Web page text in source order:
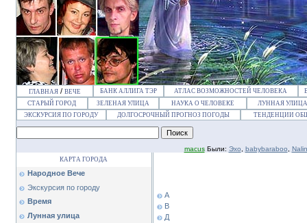
ГЛАВНАЯ/ ВЕЧЕ БАНК АЛЛИГА ТЭР АТЛАС ВОЗМОЖНОСТЕЙ ЧЕЛОВЕКА
СТАРЫЙ ГОРОД
ЗЕЛЕНАЯ УЛИЦА НАУКА О ЧЕЛОВЕКЕ
ЛУННАЯ УЛИЦА
ЭКСКУРСИЯ ПО ГОРОДУ
ДОЛГОСРОЧНЫЙ ПРОГНОЗ ПОГОДЫ ТЕНДЕНЦИИ
macusБыли: Эхо babybaraboo
КАРТА ГОРОДА
Народное Вече
Экскурсия по городу
Время
Лунная улица
А
В
Д